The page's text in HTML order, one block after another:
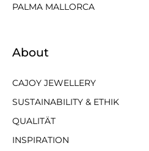
PALMA MALLORCA
About
CAJOY JEWELLERY
SUSTAINABILITY & ETHIK
QUALITÄT
INSPIRATION